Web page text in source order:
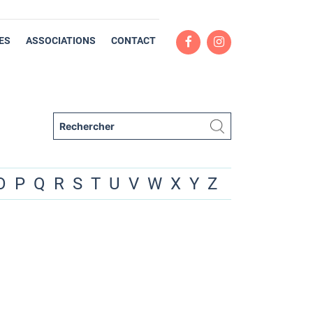
ASSOCIATIONS CONTACT
P Q R S T U V W X Y Z